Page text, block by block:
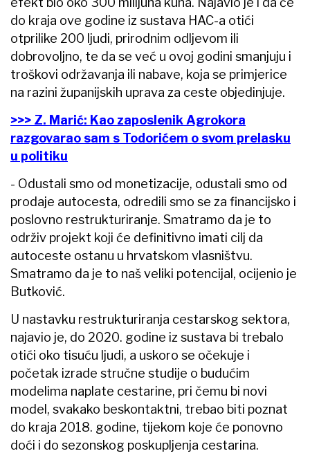
do kraja ove godine iz sustava HAC-a otići
otprilike 200 ljudi, prirodnim odljevom ili
dobrovoljno, te da se već u ovoj godini smanjuju i
troškovi održavanja ili nabave, koja se primjerice
na razini županijskih uprava za ceste objedinjuje.
>>> Z. Marić: Kao zaposlenik Agrokora
razgovarao sam s Todorićem o svom prelasku
u politiku
- Odustali smo od monetizacije, odustali smo od
prodaje autocesta, odredili smo se za financijsko i
poslovno restrukturiranje. Smatramo da je to
održiv projekt koji će definitivno imati cilj da
autoceste ostanu u hrvatskom vlasništvu.
Smatramo da je to naš veliki potencijal, ocijenio je
Butković.
U nastavku restrukturiranja cestarskog sektora,
najavio je, do 2020. godine iz sustava bi trebalo
otići oko tisuću ljudi, a uskoro se očekuje i
početak izrade stručne studije o budućim
modelima naplate cestarine, pri čemu bi novi
model, svakako beskontaktni, trebao biti poznat
do kraja 2018. godine, tijekom koje će ponovno
doći i do sezonskog poskupljenja cestarina.